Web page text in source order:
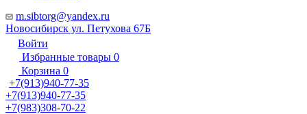
m.sibtorg@yandex.ru
Новосибирск ул. Петухова 67Б
Войти
Избранные товары 0
Корзина 0
+7(913)940-77-35
+7(913)940-77-35
+7(983)308-70-22